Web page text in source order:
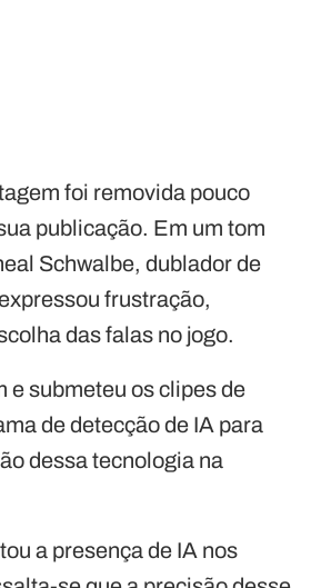
foi removida pouco
publicação. Em um tom
Schwalbe, dublador de
frustração,
das falas no jogo.
e submeteu os clipes de
de detecção de IA para
dessa tecnologia na
a presença de IA nos